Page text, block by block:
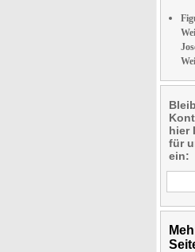
hier
für
ein: